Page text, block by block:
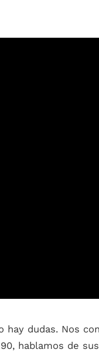
hay dudas. Nos
hablamos de